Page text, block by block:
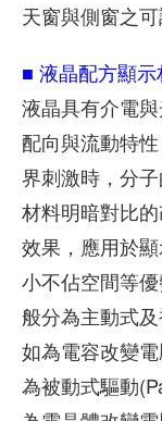
天窗與側窗之
■ 液晶配方顯
液晶具有介電
配向與流動特
界刺激時，分
材料明暗對比
效果，應用於
小不佔空間等
般分為主動式
如為電容改變
為被動式驅動